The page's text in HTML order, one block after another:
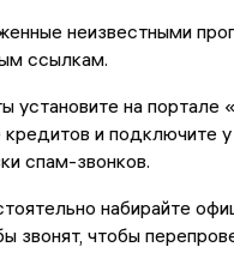
неизвестными
ссылкам.
установите на портале
и подключите
спам-звонков.
набирайте
звонят, чтобы